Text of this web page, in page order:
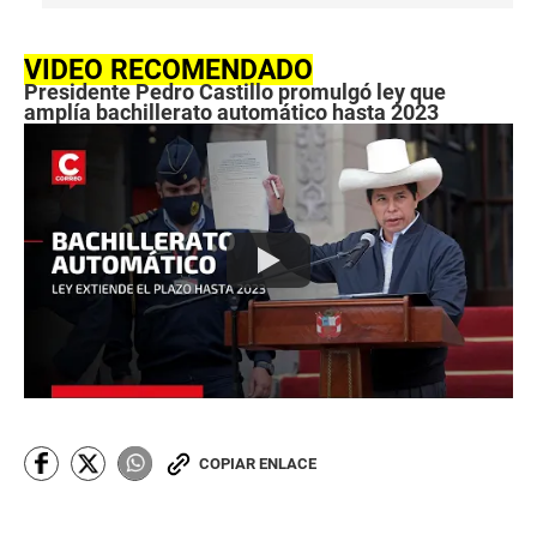
VIDEO RECOMENDADO
Presidente Pedro Castillo promulgó ley que
amplía bachillerato automático hasta 2023
COPIAR ENLACE